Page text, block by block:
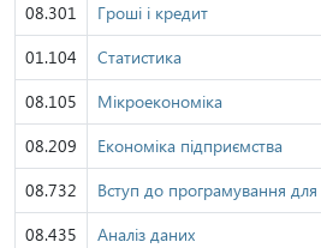
08.301
Гроші і кредит
01.104
Статистика
08.105
Мікроекономіка
08.209
Економіка підприємства
08.732
Вступ до програмування
08.435
Аналіз даних